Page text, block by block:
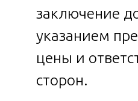
заключение
указанием
цены и
сторон.